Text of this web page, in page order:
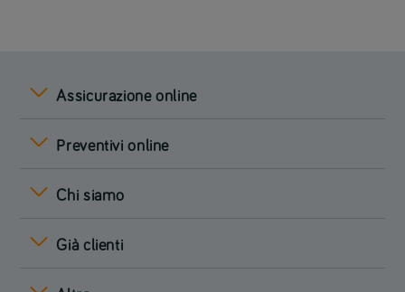
Assicurazione online
Preventivi online
Chi siamo
Già clienti